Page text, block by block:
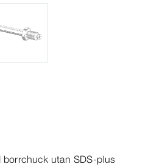
borrchuck utan SDS-​plus